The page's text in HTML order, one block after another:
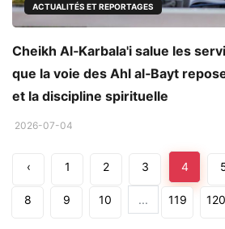
ACTUALITÉS ET REPORTAGES
Cheikh Al‑Karbala'i salue les
que la voie des Ahl al‑Bayt
et la discipline spirituelle
2026-07-04
‹ 1 2 3 4
8 9 10 ... 119 120